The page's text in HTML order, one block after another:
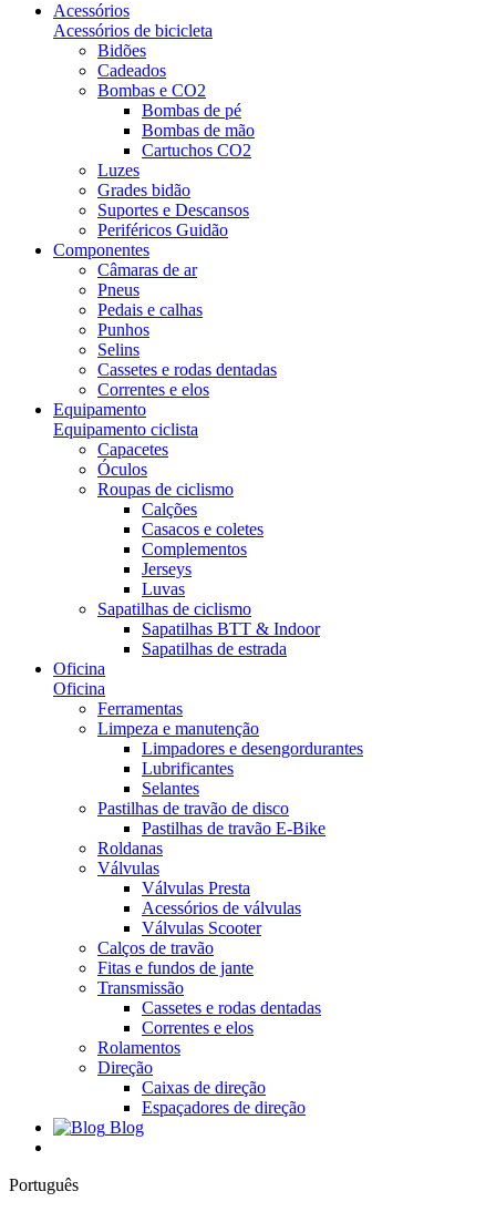
Acessórios
Acessórios de bicicleta
Bidões
Cadeados
Bombas e CO2
Bombas de pé
Bombas de mão
Cartuchos CO2
Luzes
Grades bidão
Suportes e Descansos
Periféricos Guidão
Componentes
Câmaras de ar
Pneus
Pedais e calhas
Punhos
Selins
Cassetes e rodas dentadas
Correntes e elos
Equipamento
Equipamento ciclista
Capacetes
Óculos
Roupas de ciclismo
Calções
Casacos e coletes
Complementos
Jerseys
Luvas
Sapatilhas de ciclismo
Sapatilhas BTT & Indoor
Sapatilhas de estrada
Oficina
Oficina
Ferramentas
Limpeza e manutenção
Limpadores e desengordurantes
Lubrificantes
Selantes
Pastilhas de travão de disco
Pastilhas de travão E-Bike
Roldanas
Válvulas
Válvulas Presta
Acessórios de válvulas
Válvulas Scooter
Calços de travão
Fitas e fundos de jante
Transmissão
Cassetes e rodas dentadas
Correntes e elos
Rolamentos
Direção
Caixas de direção
Espaçadores de direção
Blog
Português